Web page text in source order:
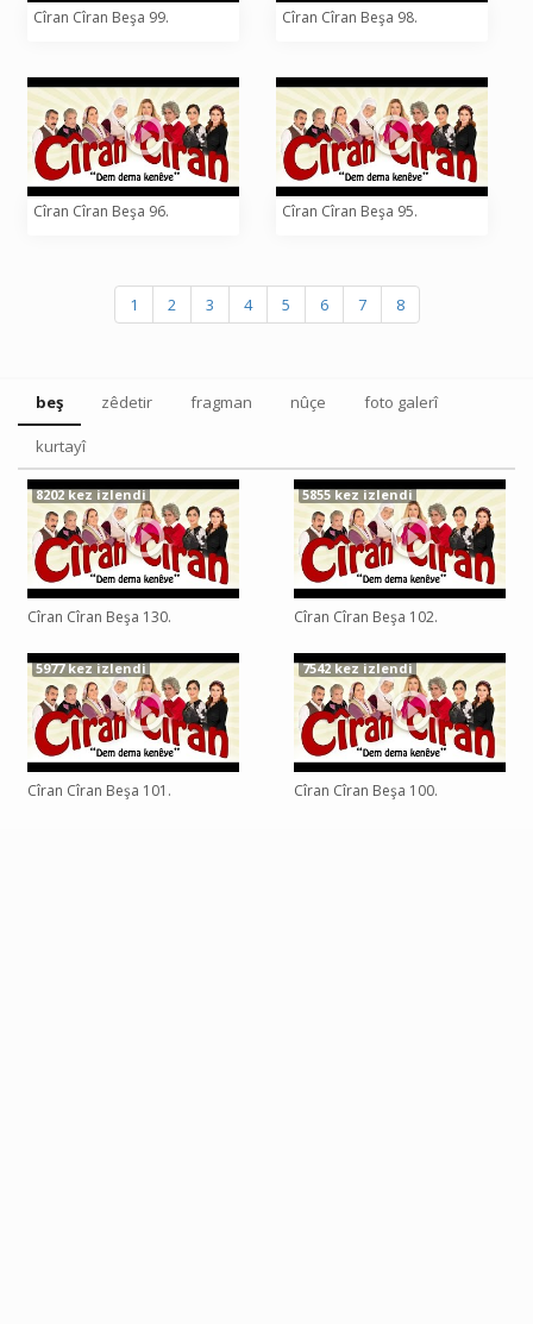
Cîran Cîran Beşa 99. Cîran Cîran Beşa 98.
Cîran Cîran Beşa 96. Cîran Cîran Beşa 95.
1 2 3 4 5 6 7 8
beş zêdetir fragman nûçe foto galerî
kurtayî
Cîran Cîran Beşa 130.
8202 kez izlendi
Cîran Cîran Beşa 102.
5855 kez izlendi
Cîran Cîran Beşa 101.
5977 kez izlendi
Cîran Cîran Beşa 100.
7542 kez izlendi